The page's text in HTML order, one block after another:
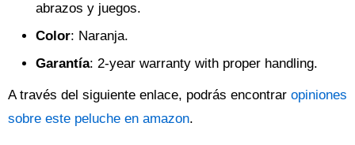
abrazos y juegos.
Color: Naranja.
Garantía: 2-year warranty with proper handling.
A través del siguiente enlace, podrás encontrar opiniones
sobre este peluche en amazon.